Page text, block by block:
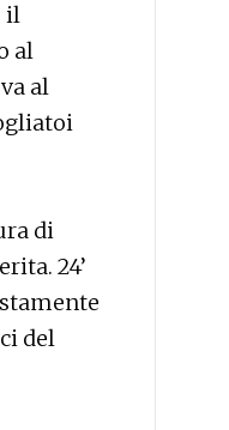
il
al
al
di
24’
del